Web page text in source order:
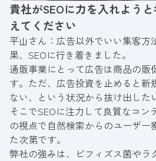
貴社がSEOに力を入れよう
えてください
平山さん：広告以外でいい集客方
果、SEOに行き着きました。
通販事業にとって広告は商品の販
す。ただ、広告投資を止めると新
ない、という状況から抜け出した
そこでSEOに注力して良質なコン
の視点で自然検索からのユーザー
た次第です。
弊社の強みは、ビフィズス菌やラ